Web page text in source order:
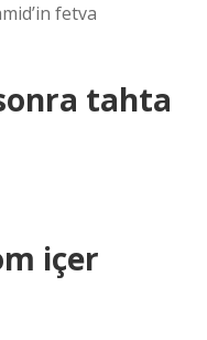
fetva
tahta
içer